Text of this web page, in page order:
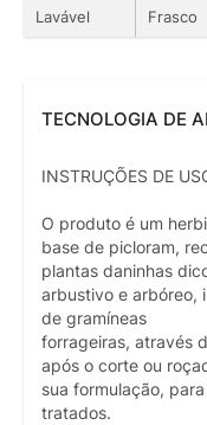
Lavável Frasco
TECNOLOGIA DE
INSTRUÇÕES DE
O produto é um
base de picloram,
plantas daninhas
arbustivo e arbóreo,
de gramíneas
forrageiras, através
após o corte ou
sua formulação,
tratados.